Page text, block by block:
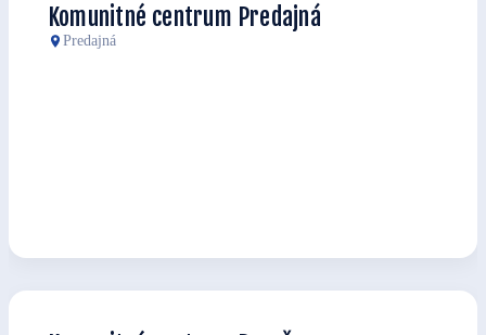
Komunitné centrum Predajná
Predajná